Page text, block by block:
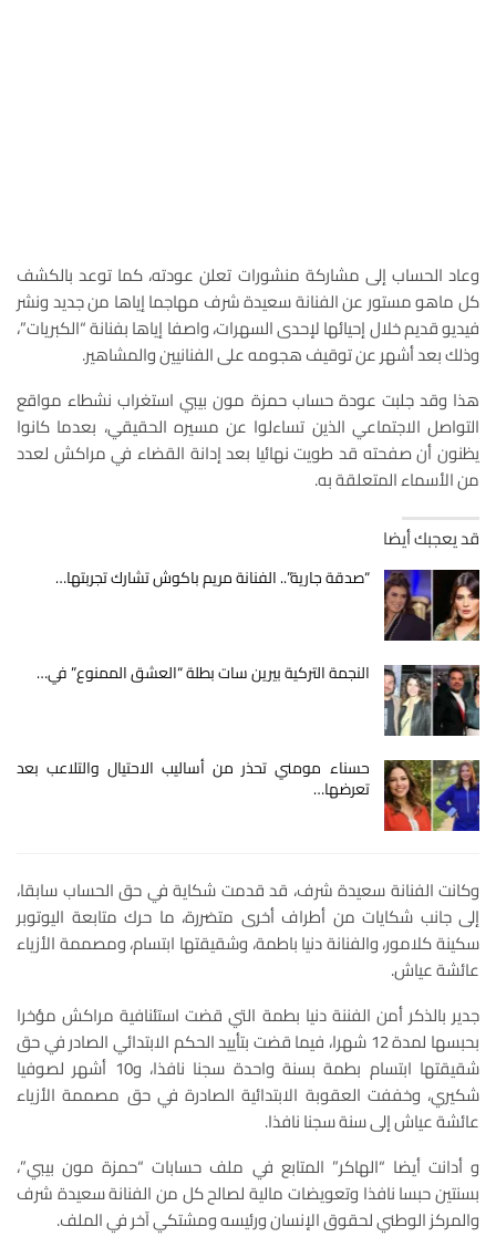
وعاد الحساب إلى مشاركة منشورات تعلن عودته، كما توعد بالكشف
كل ماهو مستور عن الفنانة سعيدة شرف مهاجما إياها من جديد ونشر
فيديو قديم خلال إحيائها لإحدى السهرات، واصفا إياها بفنانة “الكبريات”،
وذلك بعد أشهر عن توقيف هجومه على الفنانيين والمشاهير.
هذا وقد جلبت عودة حساب حمزة مون بيبي استغراب نشطاء مواقع
التواصل الاجتماعي الذين تساءلوا عن مسيره الحقيقي، بعدما كانوا
يظنون أن صفحته قد طويت نهائيا بعد إدانة القضاء في مراكش لعدد
من الأسماء المتعلقة به.
قد يعجبك أيضا
“صدقة جارية”.. الفنانة مريم باكوش تشارك تجربتها…
النجمة التركية بيرين سات بطلة “العشق الممنوع” في…
حسناء مومني تحذر من أساليب الاحتيال والتلاعب بعد
تعرضها…
وكانت الفنانة سعيدة شرف، قد قدمت شكاية في حق الحساب سابقا،
إلى جانب شكايات من أطراف أخرى متضررة، ما حرك متابعة اليوتوبر
سكينة كلامور، والفنانة دنيا باطمة، وشقيقتها ابتسام، ومصممة الأزياء
عائشة عياش.
جدير بالذكر أمن الفننة دنيا بطمة التي قضت استئنافية مراكش مؤخرا
بحبسها لمدة 12 شهرا، فيما قضت بتأييد الحكم الابتدائي الصادر في حق
شقيقتها ابتسام بطمة بسنة واحدة سجنا نافذا، و10 أشهر لصوفيا
شكيري، وخففت العقوبة الابتدائية الصادرة في حق مصممة الأزياء
عائشة عياش إلى سنة سجنا نافذا.
و أدانت أيضا “الهاكر” المتابع في ملف حسابات “حمزة مون بيبي”،
بسنتين حبسا نافذا وتعويضات مالية لصالح كل من الفنانة سعيدة شرف
والمركز الوطني لحقوق الإنسان ورئيسه ومشتكي آخر في الملف.